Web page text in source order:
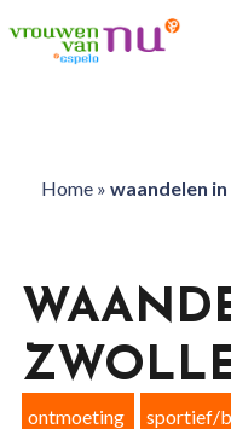
Home» waandelen
ontmoeting sportief/